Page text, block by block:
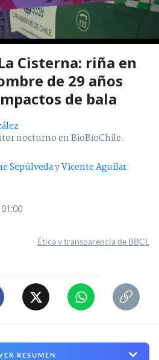
Cisterna: riña en
de 29 años
de bala
nocturno en BioBioChile.
SepúlvedayVicente Aguilar
Ética y transparencia de BBCL
RESUMEN